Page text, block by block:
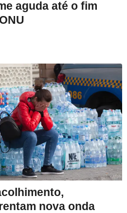
aguda até o fim
nova onda